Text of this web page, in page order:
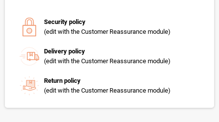
Security policy
(edit with the Customer Reassurance module)
Delivery policy
(edit with the Customer Reassurance module)
Return policy
(edit with the Customer Reassurance module)